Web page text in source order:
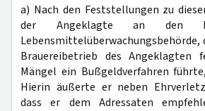
a) Nach den Feststellungen zu
der Angeklagte an den
Lebensmittelüberwachungsbehörde,
Brauereibetrieb des Angeklagten
Mängel ein Bußgeldverfahren
Hierin äußerte er neben
dass er dem Adressaten